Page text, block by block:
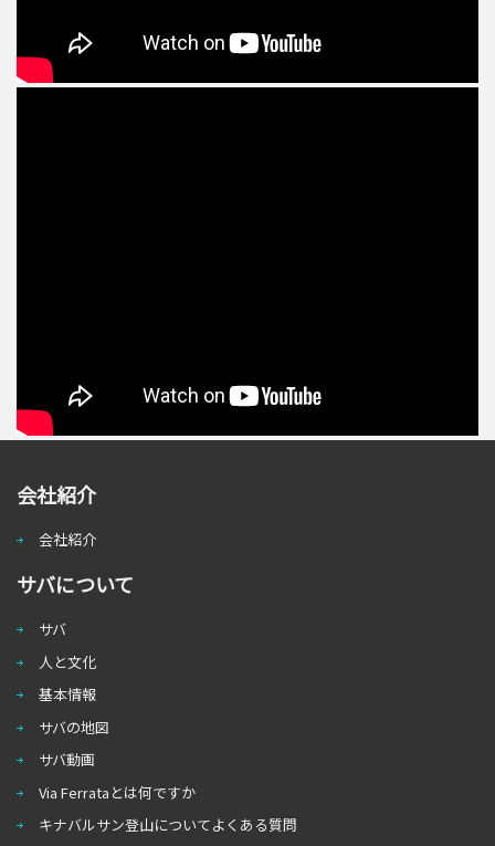
会社紹介
会社紹介
サバについて
サバ
人と文化
基本情報
サバの地図
サバ動画
Via Ferrataとは何ですか
キナバルサン登山についてよくある質問